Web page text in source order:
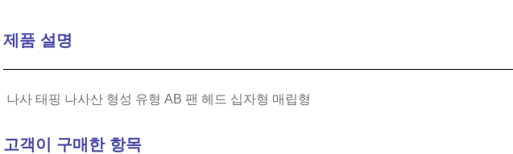
제품 설명
나사 태핑 나사산 형성 유형 AB 팬 헤드 십자형 매립형
고객이 구매한 항목